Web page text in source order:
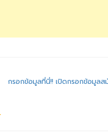
กรอกข้อมูลที่นี่!! เปิดกรอกข้อมูล